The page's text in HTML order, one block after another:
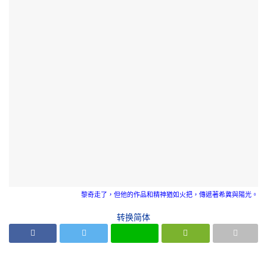
黎奇走了，但他的作品和精神猶如火把，傳遞著希冀與陽光。
转换简体